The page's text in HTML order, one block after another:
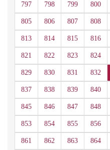
797 798 799 800
805 806 807 808
813 814 815 816
821 822 823 824
829 830 831 832
837 838 839 840
845 846 847 848
853 854 855 856
861 862 863 864